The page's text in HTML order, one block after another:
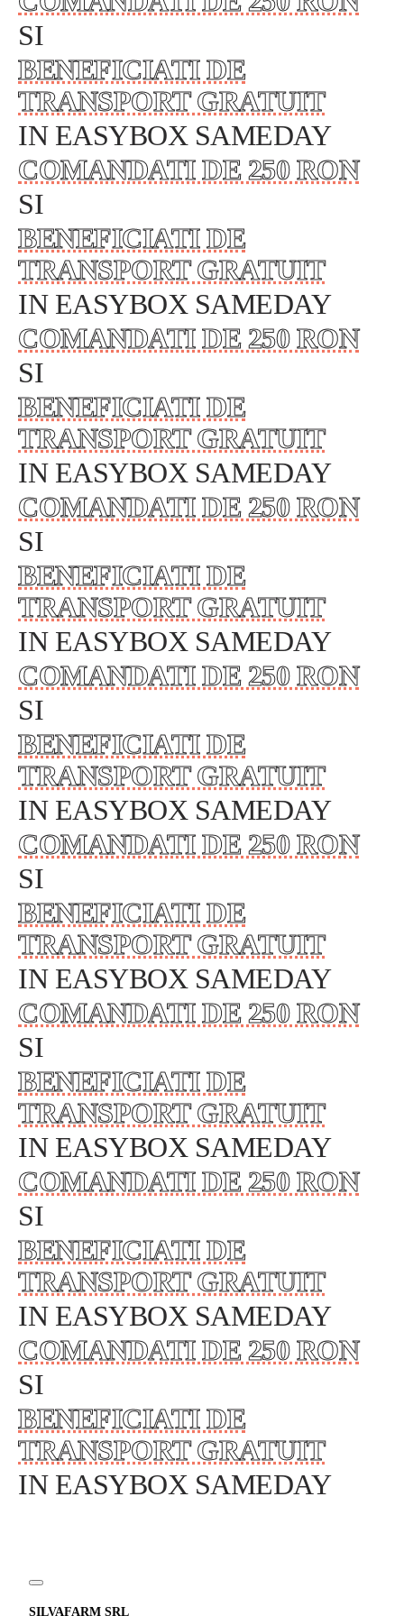
SI
BENEFICIATI DE
TRANSPORT GRATUIT
IN EASYBOX SAMEDAY
COMANDATI DE 250 RON
SI
BENEFICIATI DE
TRANSPORT GRATUIT
IN EASYBOX SAMEDAY
COMANDATI DE 250 RON
SI
BENEFICIATI DE
TRANSPORT GRATUIT
IN EASYBOX SAMEDAY
COMANDATI DE 250 RON
SI
BENEFICIATI DE
TRANSPORT GRATUIT
IN EASYBOX SAMEDAY
COMANDATI DE 250 RON
SI
BENEFICIATI DE
TRANSPORT GRATUIT
IN EASYBOX SAMEDAY
COMANDATI DE 250 RON
SI
BENEFICIATI DE
TRANSPORT GRATUIT
IN EASYBOX SAMEDAY
COMANDATI DE 250 RON
SI
BENEFICIATI DE
TRANSPORT GRATUIT
IN EASYBOX SAMEDAY
COMANDATI DE 250 RON
SI
BENEFICIATI DE
TRANSPORT GRATUIT
IN EASYBOX SAMEDAY
COMANDATI DE 250 RON
SI
BENEFICIATI DE
TRANSPORT GRATUIT
IN EASYBOX SAMEDAY
SILVAFARM SRL